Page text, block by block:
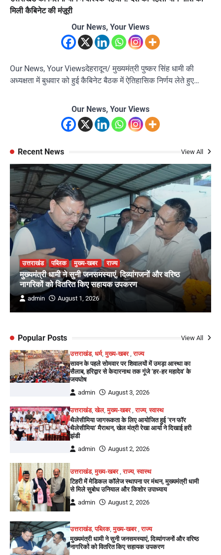
मिली कैबिनेट की मंज़ूरी
Our News, Your Views
Our News, Your Viewsदेहरादून/ मुख्यमंत्री पुष्कर सिंह धामी की
अध्यक्षता में बुधवार को हुई कैबिनेट बैठक में ऐतिहासिक निर्णय लेते हुए…
Our News, Your Views
Recent News View All
उत्तराखंड पब्लिक मुख्य-खबर राज्य
मुख्यमंत्री धामी ने सुनी जनसमस्याएं, दिव्यांगजनों और वरिष्ठ
नागरिकों को वितरित किए सहायक उपकरण
admin August 1, 2026
Popular Posts View All
उत्तराखंड,धर्म,मुख्य-खबर,राज्य
सावन के पहले सोमवार पर शिवालयों में उमड़ा आस्था का
सैलाब, हरिद्वार से केदारनाथ तक गूंजे ‘हर-हर महादेव’ के
जयघोष
admin
August 3, 2026
उत्तराखंड,खेल,मुख्य-खबर,राज्य,स्वास्थ
थैलेसीमिया जागरूकता के लिए आयोजित हुई ‘रन फॉर
थैलेसीमिया’ मैराथन, खेल मंत्री रेखा आर्या ने दिखाई हरी
झंडी
admin
August 2, 2026
उत्तराखंड,मुख्य-खबर ,राज्य,स्वास्थ
टिहरी में मेडिकल कॉलेज स्थापना पर मंथन, मुख्यमंत्री धामी
से मिले सुबोध उनियाल और किशोर उपाध्याय
admin
August 2, 2026
उत्तराखंड,पब्लिक,मुख्य-खबर ,राज्य
मुख्यमंत्री धामी ने सुनी जनसमस्याएं, दिव्यांगजनों और वरिष्ठ
नागरिकों को वितरित किए सहायक उपकरण